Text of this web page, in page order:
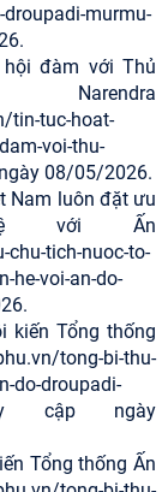
murmu-
đàm với Thủ
tin-tuc-hoat-
voi-thu-
08/05/2026.
Nam luôn đặt ưu
với Ấn
tich-nuoc-to-
he-voi-an-do-
kiến Tổng thống
tong-bi-thu-
do-droupadi-
truy cập ngày
Tổng thống Ấn